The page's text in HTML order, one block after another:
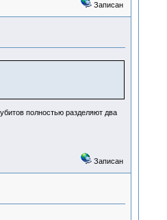
Записан
полностью разделяют два
Записан